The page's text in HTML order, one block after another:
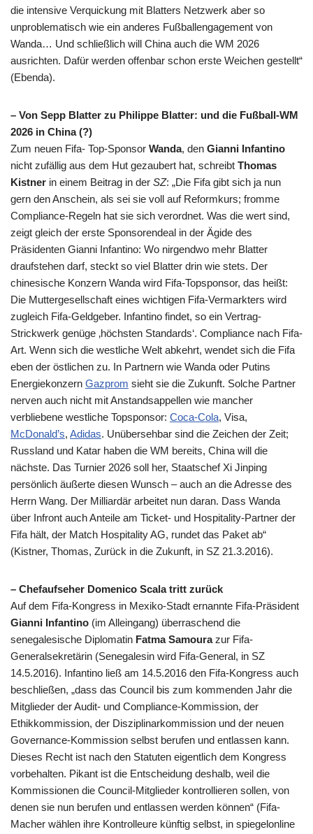
die intensive Verquickung mit Blatters Netzwerk aber so
unproblematisch wie ein anderes Fußballengagement von
Wanda… Und schließlich will China auch die WM 2026
ausrichten. Dafür werden offenbar schon erste Weichen gestellt“
(Ebenda).
– Von Sepp Blatter zu Philippe Blatter: und die Fußball-WM
2026 in China (?)
Zum neuen Fifa- Top-Sponsor Wanda, den Gianni Infantino
nicht zufällig aus dem Hut gezaubert hat, schreibt Thomas
Kistner in einem Beitrag in der SZ: „Die Fifa gibt sich ja nun
gern den Anschein, als sei sie voll auf Reformkurs; fromme
Compliance-Regeln hat sie sich verordnet. Was die wert sind,
zeigt gleich der erste Sponsorendeal in der Ägide des
Präsidenten Gianni Infantino: Wo nirgendwo mehr Blatter
draufstehen darf, steckt so viel Blatter drin wie stets. Der
chinesische Konzern Wanda wird Fifa-Topsponsor, das heißt:
Die Muttergesellschaft eines wichtigen Fifa-Vermarkters wird
zugleich Fifa-Geldgeber. Infantino findet, so ein Vertrag-
Strickwerk genüge ‚höchsten Standards‘. Compliance nach Fifa-
Art. Wenn sich die westliche Welt abkehrt, wendet sich die Fifa
eben der östlichen zu. In Partnern wie Wanda oder Putins
Energiekonzern Gazprom sieht sie die Zukunft. Solche Partner
nerven auch nicht mit Anstandsappellen wie mancher
verbliebene westliche Topsponsor: Coca-Cola, Visa,
McDonald’s, Adidas. Unübersehbar sind die Zeichen der Zeit;
Russland und Katar haben die WM bereits, China will die
nächste. Das Turnier 2026 soll her, Staatschef Xi Jinping
persönlich äußerte diesen Wunsch – auch an die Adresse des
Herrn Wang. Der Milliardär arbeitet nun daran. Dass Wanda
über Infront auch Anteile am Ticket- und Hospitality-Partner der
Fifa hält, der Match Hospitality AG, rundet das Paket ab“
(Kistner, Thomas, Zurück in die Zukunft, in SZ 21.3.2016).
– Chefaufseher Domenico Scala tritt zurück
Auf dem Fifa-Kongress in Mexiko-Stadt ernannte Fifa-Präsident
Gianni Infantino (im Alleingang) überraschend die
senegalesische Diplomatin Fatma Samourazur Fifa-
Generalsekretärin (Senegalesin wird Fifa-General, in SZ
14.5.2016). Infantino ließ am 14.5.2016 den Fifa-Kongress auch
beschließen, „dass das Council bis zum kommenden Jahr die
Mitglieder der Audit- und Compliance-Kommission, der
Ethikkommission, der Disziplinarkommission und der neuen
Governance-Kommission selbst berufen und entlassen kann.
Dieses Recht ist nach den Statuten eigentlich dem Kongress
vorbehalten. Pikant ist die Entscheidung deshalb, weil die
Kommissionen die Council-Mitglieder kontrollieren sollen, von
denen sie nun berufen und entlassen werden können“ (Fifa-
Macher wählen ihre Kontrolleure künftig selbst, in spiegelonline